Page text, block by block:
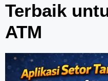
Terbaik
ATM